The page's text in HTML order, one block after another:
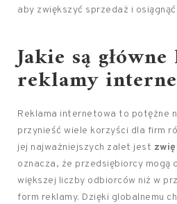
aby zwiększyć sprzedaż i
Jakie są
reklamy
Reklama internetowa to potężne
przynieść wiele korzyści dla firm
jej najważniejszych zalet jest
oznacza, że przedsiębiorcy mogą
większej liczby odbiorców niż w
form reklamy. Dzięki globalnemu